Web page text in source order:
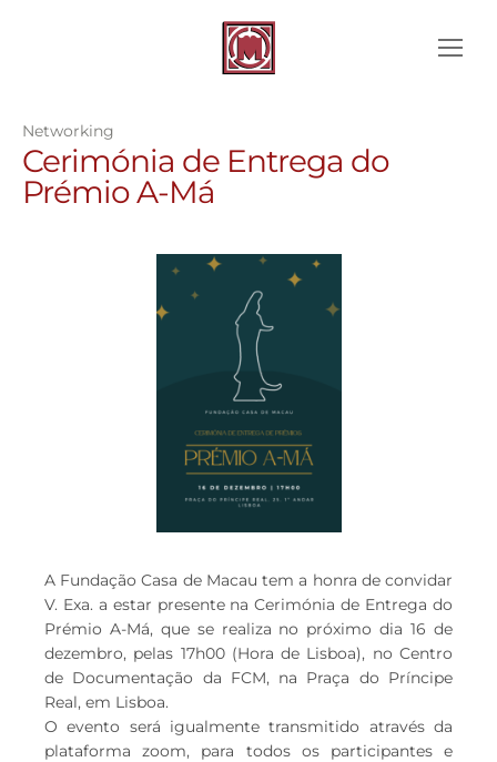
Networking
Cerimónia de Entrega do
Prémio A-Má
A Fundação Casa de Macau tem a honra de convidar
V. Exa. a estar presente na Cerimónia de Entrega do
Prémio A-Má, que se realiza no próximo dia 16 de
dezembro, pelas 17h00 (Hora de Lisboa), no Centro
de Documentação da FCM, na Praça do Príncipe
Real, em Lisboa.
O evento será igualmente transmitido através da
plataforma zoom, para todos os participantes e